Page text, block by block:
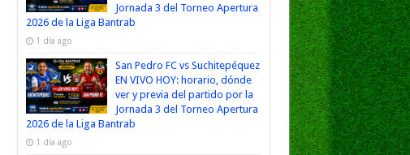
Jornada 3 del Torneo Apertura
2026 de la Liga Bantrab
1 día ago
San Pedro FC vs Suchitepéquez
EN VIVO HOY: horario, dónde
ver y previa del partido por la
Jornada 3 del Torneo Apertura
2026 de la Liga Bantrab
1 día ago